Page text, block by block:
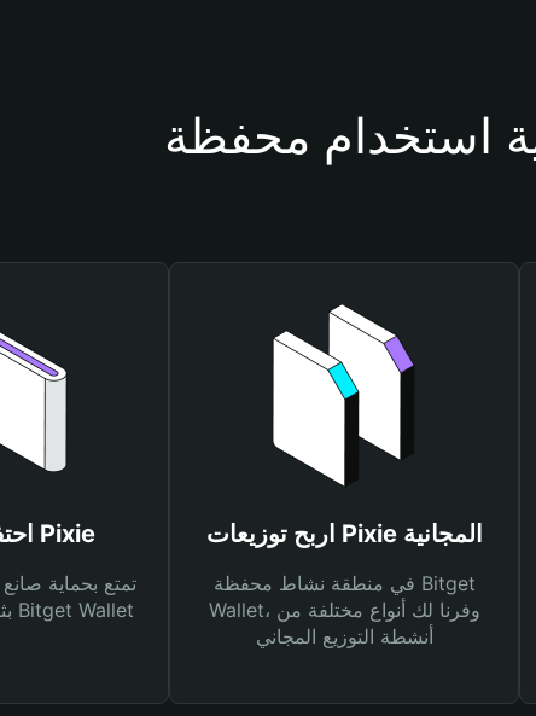
احتفظ بعملات Pixie
تمتع بحماية
Pixie بثقة باستخدام Bitget Wallet
اربح توزيعات Pixie المجانية
في منطقة نشاط محفظة Bitget
Wallet، وفرنا لك أنواع مختلفة من
أنشطة التوزيع المجاني